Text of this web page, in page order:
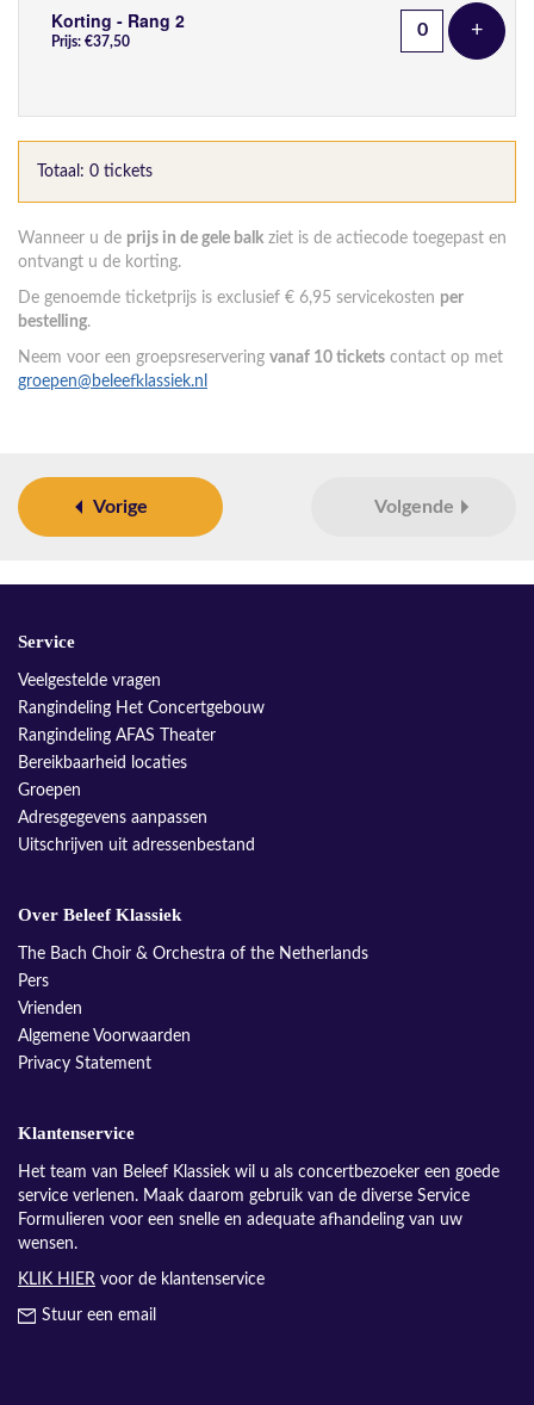
Korting - Rang 2
Prijs: €37,50 +Voeg
Totaal: 0 tickets
Wanneer u de prijs in de gele balk ziet is de actiecode toegepast en
ontvangt u de korting.
De genoemde ticketprijs is exclusief € 6,95 servicekosten per
bestelling.
Neem voor een groepsreservering vanaf 10 tickets contact op met
groepen@beleefklassiek.nl
Vorige Volgende
Service
Veelgestelde vragen
Rangindeling Het Concertgebouw
Rangindeling AFAS Theater
Bereikbaarheid locaties
Groepen
Adresgegevens aanpassen
Uitschrijven uit adressenbestand
Over Beleef Klassiek
The Bach Choir & Orchestra of the Netherlands
Pers
Vrienden
Algemene Voorwaarden
Privacy Statement
Klantenservice
Het team van Beleef Klassiek wil u als concertbezoeker een goede
service verlenen. Maak daarom gebruik van de diverse Service
Formulieren voor een snelle en adequate afhandeling van uw
wensen.
KLIK HIER voor de klantenservice
Stuur een email